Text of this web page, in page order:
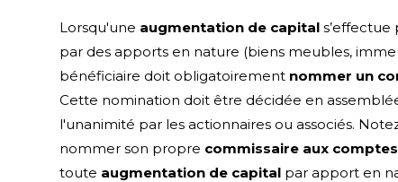
Lorsqu'une augmentation de capitals’effectue
par des apports en nature (biens meubles,
bénéficiaire doit obligatoirementnommer un
Cette nomination doit être décidée en
l'unanimité par les actionnaires ou associés.
nommer son propre commissaire aux comptes
toute augmentation de capitalpar apport en